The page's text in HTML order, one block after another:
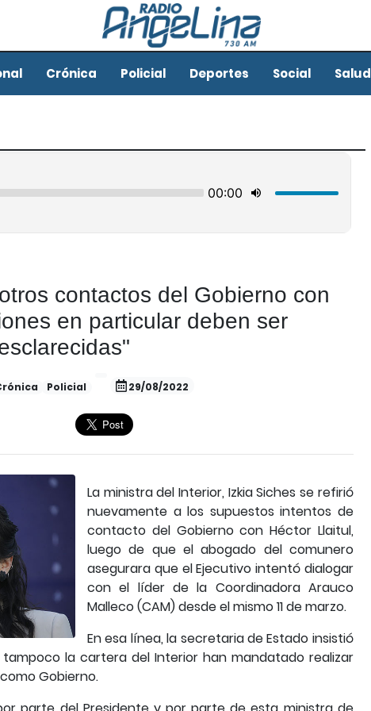
Crónica Policial Deportes Social Salud
contactos del Gobierno con
en particular deben ser
Policial 29/08/2022
La ministra del Interior, Izkia Siches se refirió
nuevamente a los supuestos intentos de
contacto del Gobierno con Héctor Llaitul,
luego de que el abogado del comunero
asegurara que el Ejecutivo intentó dialogar
con el líder de la Coordinadora Arauco
Malleco (CAM) desde el mismo 11 de marzo.
En esa línea, la secretaria de Estado insistió
la cartera del Interior han mandatado realizar
Gobierno.